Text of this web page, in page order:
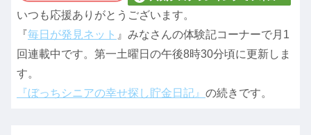
いつも応援ありがとうございます。
『毎日が発見ネット 』みなさんの体験記コーナーで月1
回連載中です。第一土曜日の午後8時30分頃に更新しま
す。
『ぼっちシニアの幸せ探し貯金日記』 の続きです。